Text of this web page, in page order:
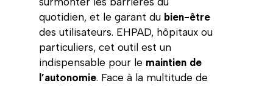
quotidien, et le garant du bien-être
des utilisateurs. EHPAD, hôpitaux ou
particuliers, cet outil est un
indispensable pour le maintien de
l’autonomie. Face à la multitude de